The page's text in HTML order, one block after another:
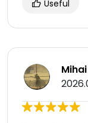
Useful